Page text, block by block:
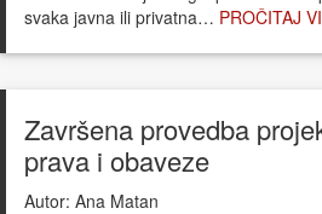
svaka javna ili privatna… PROČITAJ
Završena provedba
prava i obaveze
Autor: Ana Matan